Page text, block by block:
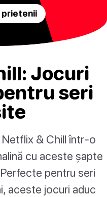
prietenii
Jocuri
seri
& Chill într-o
cu aceste șapte
pentru seri
aceste jocuri aduc